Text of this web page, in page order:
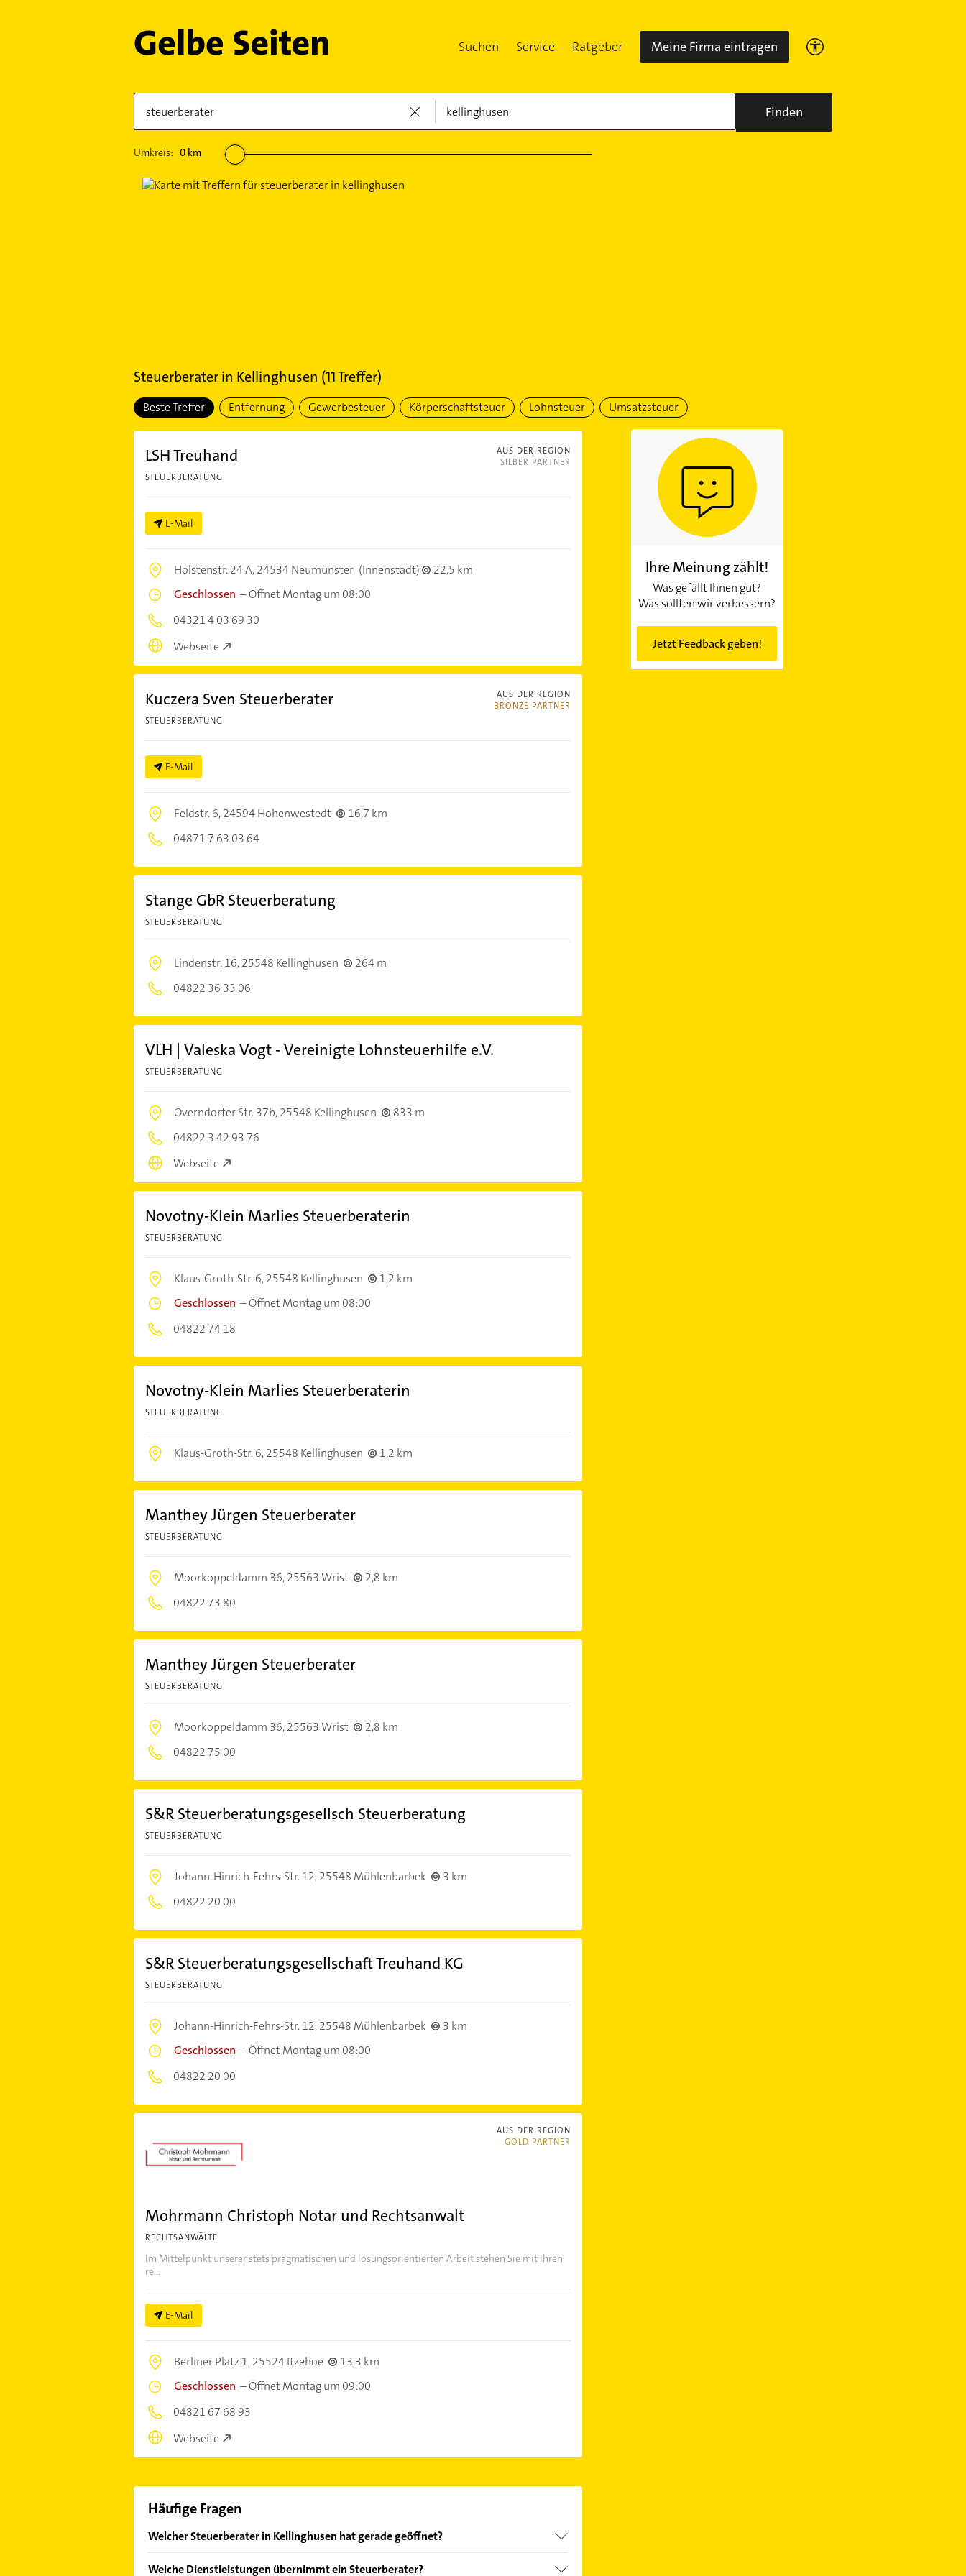
Suchen Service Ratgeber Meine Firma eintragen
Finden
Umkreis: 0km
Steuerberaterin Kellinghusen (11Treffer)
Beste Treffer Entfernung Gewerbesteuer Körperschaftsteuer Lohnsteuer Umsatzsteuer
AUS DER REGION
SILBER PARTNER
LSH Treuhand
STEUERBERATUNG
E-Mail
Holstenstr. 24 A,24534 Neumünster (Innenstadt)
22,5 km
Geschlossen –Öffnet Montag um 08:00
04321 4 03 69 30
Webseite
AUS DER REGION
BRONZE PARTNER
Kuczera Sven Steuerberater
STEUERBERATUNG
E-Mail
Feldstr. 6,24594 Hohenwestedt
16,7 km
04871 7 63 03 64
Stange GbR Steuerberatung
STEUERBERATUNG
Lindenstr. 16,25548 Kellinghusen
264 m
04822 36 33 06
VLH | Valeska Vogt - Vereinigte Lohnsteuerhilfe e.V.
STEUERBERATUNG
Overndorfer Str. 37b,25548 Kellinghusen
833 m
04822 3 42 93 76
Webseite
Novotny-Klein Marlies Steuerberaterin
STEUERBERATUNG
Klaus-Groth-Str. 6,25548 Kellinghusen
1,2 km
Geschlossen –Öffnet Montag um 08:00
04822 74 18
Novotny-Klein Marlies Steuerberaterin
STEUERBERATUNG
Klaus-Groth-Str. 6,25548 Kellinghusen 1,2 km
Manthey Jürgen Steuerberater
STEUERBERATUNG
Moorkoppeldamm 36,25563 Wrist
2,8 km
04822 73 80
Manthey Jürgen Steuerberater
STEUERBERATUNG
Moorkoppeldamm 36,25563 Wrist
2,8 km
04822 75 00
S&R Steuerberatungsgesellsch Steuerberatung
STEUERBERATUNG
Johann-Hinrich-Fehrs-Str. 12,25548 Mühlenbarbek
3 km
04822 20 00
S&R Steuerberatungsgesellschaft Treuhand KG
STEUERBERATUNG
Johann-Hinrich-Fehrs-Str. 12,25548 Mühlenbarbek
3 km
Geschlossen –Öffnet Montag um 08:00
04822 20 00
AUS DER REGION
GOLD PARTNER
Mohrmann Christoph Notar und Rechtsanwalt
RECHTSANWÄLTE
Im Mittelpunkt unserer stets pragmatischen und lösungsorientierten Arbeit stehen Sie mit Ihren
re...
E-Mail
Berliner Platz 1,25524 Itzehoe
13,3 km
Geschlossen –Öffnet Montag um 09:00
04821 67 68 93
Webseite
Häufige Fragen
Welcher Steuerberater in Kellinghusen hat gerade geöffnet?
Welche Dienstleistungen übernimmt ein Steuerberater?
Ihre Meinung zählt!
Was gefällt Ihnen gut?
Was sollten wir verbessern?
Jetzt Feedback geben!